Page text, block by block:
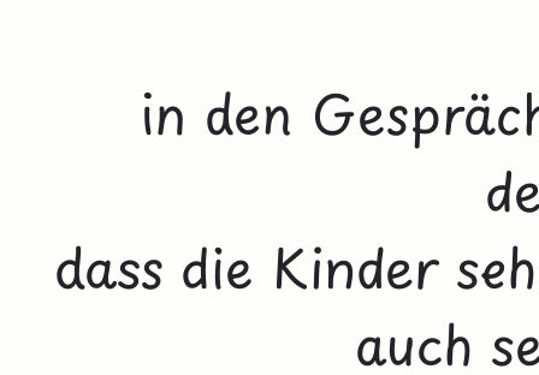
in den
dass die Kinder
auch